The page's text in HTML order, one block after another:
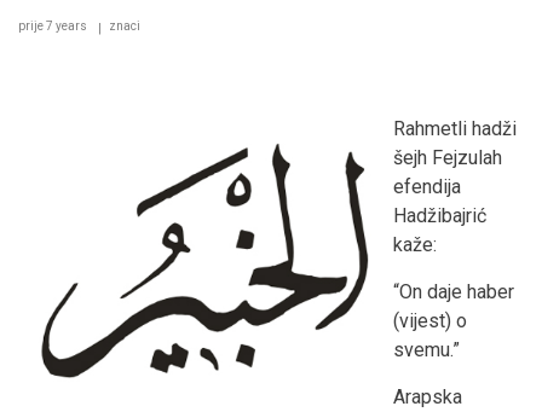
prije 7 years znaci
Rahmetli hadži
šejh Fejzulah
efendija
Hadžibajrić
kaže:
“On daje haber
(vijest) o
svemu.”
Arapska